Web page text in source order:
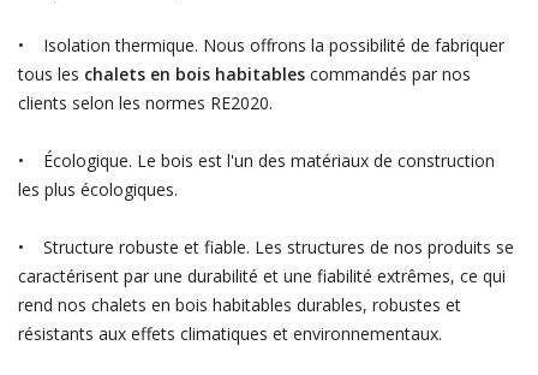
• Isolation thermique. Nous offrons la possibilité de fabriquer
tous les chalets en bois habitablescommandés par nos
clients selon les normes RE2020.
• Écologique. Le bois est l'un des matériaux de construction
les plus écologiques.
• Structure robuste et fiable. Les structures de nos produits se
caractérisent par une durabilité et une fiabilité extrêmes, ce qui
rend nos chalets en bois habitables durables, robustes et
résistants aux effets climatiques et environnementaux.